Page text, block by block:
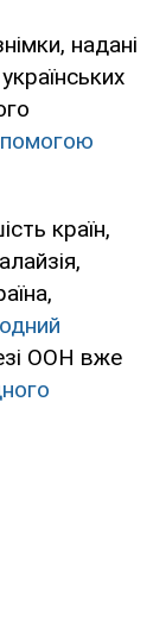
надані
країн,
ООН вже